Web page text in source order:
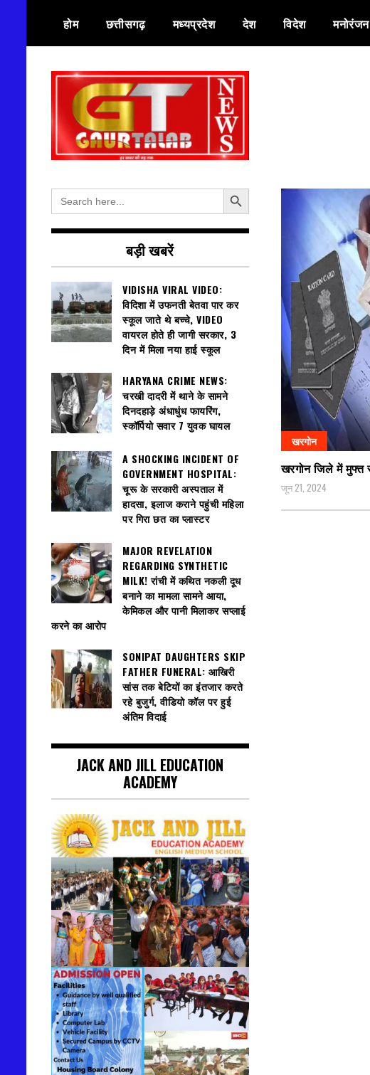
content
होम छत्तीसगढ़ मध्यप्रदेश देश विदेश मनोरंजन
गौरतलब न्यूज
खरगोन
खरगोन जिले में मुफ्त
जून 21, 2024
Search
for:
Search Button
बड़ी खबरें
VIDISHA VIRAL VIDEO:
विदिशा में उफनती बेतवा पार कर
स्कूल जाते थे बच्चे, VIDEO
वायरल होते ही जागी सरकार, 3
दिन में मिला नया हाई स्कूल
HARYANA CRIME NEWS:
चरखी दादरी में थाने के सामने
दिनदहाड़े अंधाधुंध फायरिंग,
स्कॉर्पियो सवार 7 युवक घायल
A SHOCKING INCIDENT OF
GOVERNMENT HOSPITAL:
चूरू के सरकारी अस्पताल में
हादसा, इलाज कराने पहुंची महिला
पर गिरा छत का प्लास्टर
MAJOR REVELATION
REGARDING SYNTHETIC
MILK! रांची में कथित नकली दूध
बनाने का मामला सामने आया,
केमिकल और पानी मिलाकर सप्लाई
करने का आरोप
SONIPAT DAUGHTERS SKIP
FATHER FUNERAL: आखिरी
सांस तक बेटियों का इंतजार करते
रहे बुजुर्ग, वीडियो कॉल पर हुई
अंतिम विदाई
JACK AND JILL EDUCATION
ACADEMY